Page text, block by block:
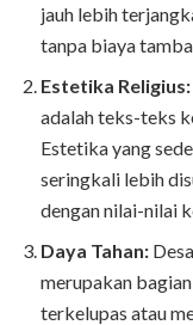
jauh lebih
tanpa biaya
Estetika Religius:
adalah teks-teks
Estetika yang
seringkali lebih
dengan nilai-nilai
Daya Tahan:
merupakan
terkelupas atau